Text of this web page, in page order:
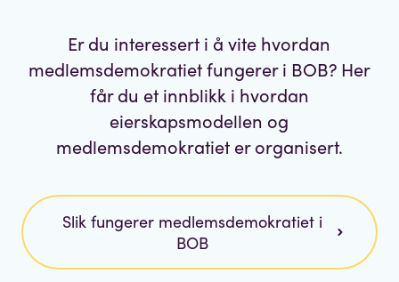
Er du interessert i å vite hvordan
medlemsdemokratiet fungerer i BOB? Her
får du et innblikk i hvordan
eierskapsmodellen og
medlemsdemokratiet er organisert.
Slik fungerer medlemsdemokratiet i
BOB